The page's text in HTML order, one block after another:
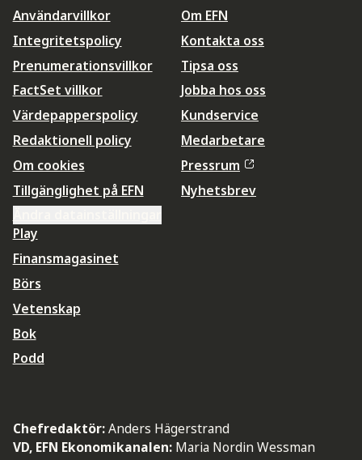
Användarvillkor
Integritetspolicy
Prenumerationsvillkor
FactSet villkor
Värdepapperspolicy
Redaktionell policy
Om cookies
Tillgänglighet på EFN
Om EFN
Kontakta oss
Tipsa oss
Jobba hos oss
Kundservice
Medarbetare
Pressrum
Nyhetsbrev
Play
Finansmagasinet
Börs
Vetenskap
Bok
Podd
Chefredaktör:Anders Hägerstrand
VD, EFN Ekonomikanalen: Maria Nordin Wessman